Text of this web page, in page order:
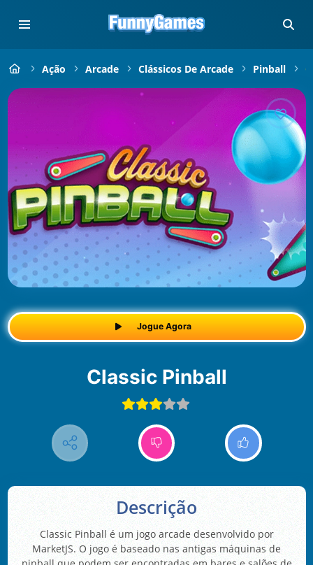
Ação Arcade Clássicos De Arcade Pinball
Jogue Agora
Classic Pinball
Descrição
Classic Pinball é um jogo arcade desenvolvido por
MarketJS. O jogo é baseado nas antigas máquinas de